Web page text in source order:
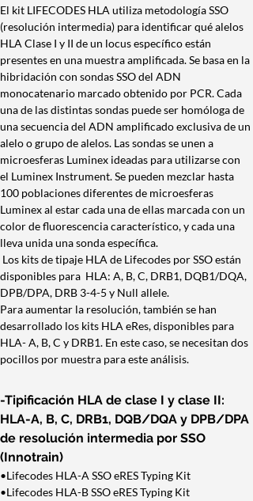
El kit LIFECODES HLA utiliza metodología SSO
(resolución intermedia) para identificar qué alelos
HLA Clase I y II de un locus específico están
presentes en una muestra amplificada. Se basa en la
hibridación con sondas SSO del ADN
monocatenario marcado obtenido por PCR. Cada
una de las distintas sondas puede ser homóloga de
una secuencia del ADN amplificado exclusiva de un
alelo o grupo de alelos. Las sondas se unen a
microesferas Luminex ideadas para utilizarse con
el Luminex Instrument. Se pueden mezclar hasta
100 poblaciones diferentes de microesferas
Luminex al estar cada una de ellas marcada con un
color de fluorescencia característico, y cada una
lleva unida una sonda específica. ​
Los kits de tipaje HLA de Lifecodes por SSO están
disponibles para  HLA: A, B, C, DRB1, DQB1/DQA,
DPB/DPA, DRB 3-4-5 y Null allele.
Para aumentar la resolución, también se han
desarrollado los kits HLA eRes, disponibles para
HLA- A, B, C y DRB1. En este caso, se necesitan dos
pocillos por muestra para este análisis.
-Tipificación HLA de clase I y clase II:
HLA-A, B, C, DRB1, DQB/DQA y DPB/DPA
de resolución intermedia por SSO
(Innotrain)
•Lifecodes HLA-A SSO eRES Typing Kit
•Lifecodes HLA-B SSO eRES Typing Kit